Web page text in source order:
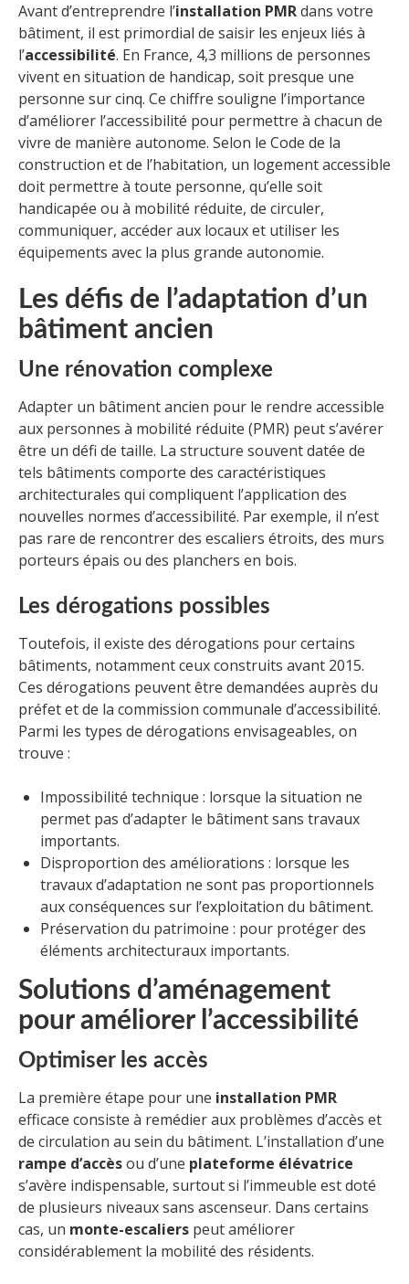
Avant d’entreprendre l’installation PMRdans votre
bâtiment, il est primordial de saisir les enjeux liés à
l’accessibilité. En France, 4,3 millions de personnes
vivent en situation de handicap, soit presque une
personne sur cinq. Ce chiffre souligne l’importance
d’améliorer l’accessibilité pour permettre à chacun de
vivre de manière autonome. Selon le Code de la
construction et de l’habitation, un logement accessible
doit permettre à toute personne, qu’elle soit
handicapée ou à mobilité réduite, de circuler,
communiquer, accéder aux locaux et utiliser les
équipements avec la plus grande autonomie.
Les défis de l’adaptation d’un
bâtiment ancien
Une rénovation complexe
Adapter un bâtiment ancien pour le rendre accessible
aux personnes à mobilité réduite (PMR) peut s’avérer
être un défi de taille. La structure souvent datée de
tels bâtiments comporte des caractéristiques
architecturales qui compliquent l’application des
nouvelles normes d’accessibilité. Par exemple, il n’est
pas rare de rencontrer des escaliers étroits, des murs
porteurs épais ou des planchers en bois.
Les dérogations possibles
Toutefois, il existe des dérogations pour certains
bâtiments, notamment ceux construits avant 2015.
Ces dérogations peuvent être demandées auprès du
préfet et de la commission communale d’accessibilité.
Parmi les types de dérogations envisageables, on
trouve :
Impossibilité technique : lorsque la situation ne
permet pas d’adapter le bâtiment sans travaux
importants.
Disproportion des améliorations : lorsque les
travaux d’adaptation ne sont pas proportionnels
aux conséquences sur l’exploitation du bâtiment.
Préservation du patrimoine : pour protéger des
éléments architecturaux importants.
Solutions d’aménagement
pour améliorer l’accessibilité
Optimiser les accès
La première étape pour une installation PMR
efficace consiste à remédier aux problèmes d’accès et
de circulation au sein du bâtiment. L’installation d’une
rampe d’accèsou d’une plateforme élévatrice
s’avère indispensable, surtout si l’immeuble est doté
de plusieurs niveaux sans ascenseur. Dans certains
cas, un monte-escaliers peut améliorer
considérablement la mobilité des résidents.